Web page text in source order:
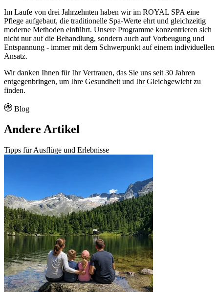
Im Laufe von drei Jahrzehnten haben wir im ROYAL SPA eine
Pflege aufgebaut, die traditionelle Spa-Werte ehrt und gleichzeitig
moderne Methoden einführt. Unsere Programme konzentrieren sich
nicht nur auf die Behandlung, sondern auch auf Vorbeugung und
Entspannung - immer mit dem Schwerpunkt auf einem individuellen
Ansatz.
Wir danken Ihnen für Ihr Vertrauen, das Sie uns seit 30 Jahren
entgegenbringen, um Ihre Gesundheit und Ihr Gleichgewicht zu
finden.
Blog
Andere Artikel
Tipps für Ausflüge und Erlebnisse